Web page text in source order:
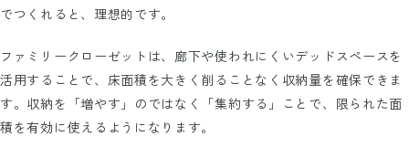
でつくれると、理想的です。
ファミリークローゼットは、廊下や使われにくいデッドスペースを
活用することで、床面積を大きく削ることなく収納量を確保できま
す。収納を「増やす」のではなく「集約する」ことで、限られた面
積を有効に使えるようになります。